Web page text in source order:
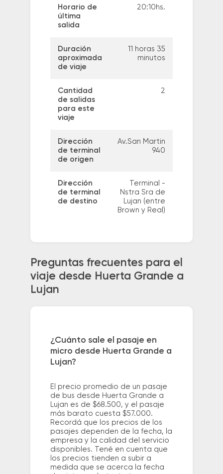
Horario de
última
salida
20:10hs.
Duración
aproximada
de viaje
11 horas 35
minutos
Cantidad
de salidas
para este
viaje
2
Dirección
de terminal
de origen
Av.San Martin
940
Dirección
de terminal
de destino
Terminal -
Nstra Sra de
Lujan (entre
Brown y Real)
Preguntas frecuentes para el
viaje desde Huerta Grande a
Lujan
¿Cuánto sale el pasaje en
micro desde Huerta Grande a
Lujan?
El precio promedio de un pasaje
de bus desde Huerta Grande a
Lujan es de $68.500, y el pasaje
más barato cuesta $57.000.
Recordá que los precios de los
pasajes dependen de la fecha, la
empresa y la calidad del servicio
disponibles. Tené en cuenta que
los precios tienden a subir a
medida que se acerca la fecha